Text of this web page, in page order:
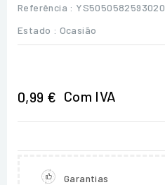
Referência : YS5050582593020
Estado : Ocasião
0,99 € Com IVA
Garantias